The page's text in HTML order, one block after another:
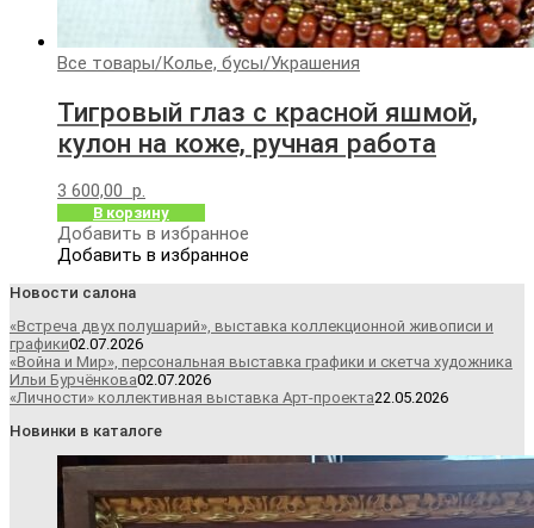
Все товары/Колье, бусы/Украшения
Тигровый глаз с красной яшмой,
кулон на коже, ручная работа
3 600,00 р.
В корзину
Добавить в избранное
Добавить в избранное
Новости салона
«Встреча двух полушарий», выставка коллекционной живописи и
графики02.07.2026
«Война и Мир», персональная выставка графики и скетча художника
Ильи Бурчёнкова02.07.2026
«Личности» коллективная выставка Арт-проекта22.05.2026
Новинки в каталоге